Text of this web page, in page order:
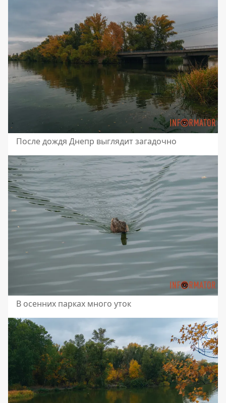
После дождя Днепр выглядит загадочно
В осенних парках много уток